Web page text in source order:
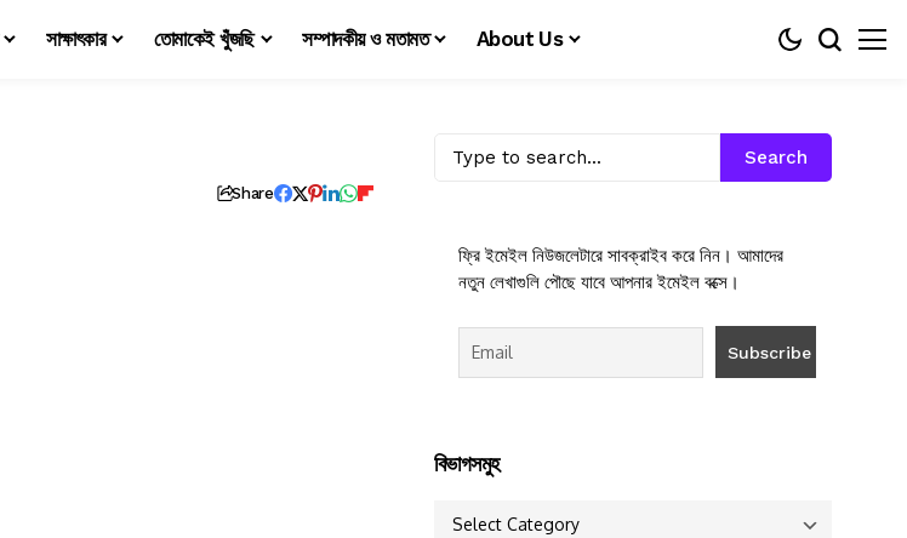
সাক্ষাৎকার তোমাকেই খুঁজছি সম্পাদকীয় ও মতামত About Us
Share
Search
ফ্রি ইমেইল নিউজলেটারে সাবক্রাইব করে নিন। আমাদের
নতুন লেখাগুলি পৌছে যাবে আপনার ইমেইল বক্সে।
বিভাগসমুহ